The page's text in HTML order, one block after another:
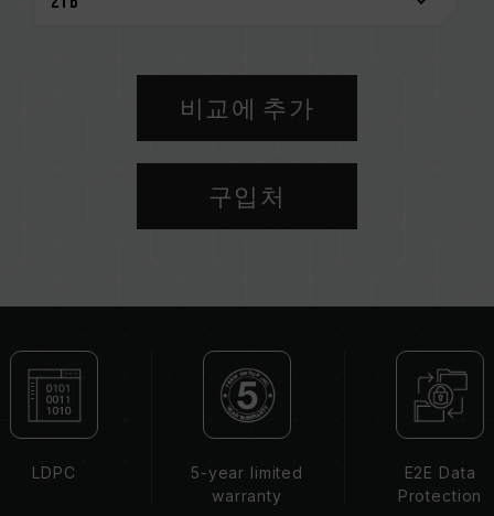
5년 보증으로 완벽하게 보호
S.M.A.R.T. 특허 소프트웨어
대만 발명 특허 (번호: I751753)
비교에 추가
구입처
LDPC
5-year limited
warranty
E2E Data
Protection